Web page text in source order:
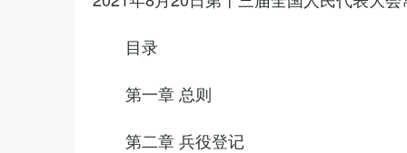
目录
第一章 总则
第二章 兵役登记